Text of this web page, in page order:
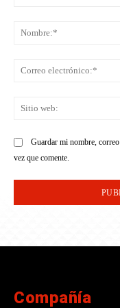
Guardar mi nombre,
vez que comente.
Compañía